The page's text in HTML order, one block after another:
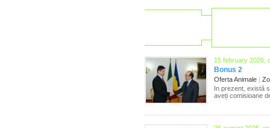
15 february 2026,
Bonus 2
Oferta Animale |
In prezent, există
aveți comisioane